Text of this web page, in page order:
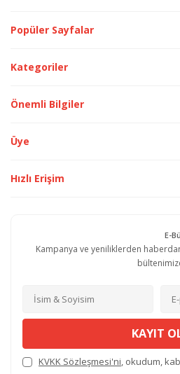
Popüler Sayfalar
Kategoriler
Önemli Bilgiler
Üye
Hızlı Erişim
E-
Kampanya ve yeniliklerden
KAYIT
KVKK Sözleşmesi'ni, okudum,